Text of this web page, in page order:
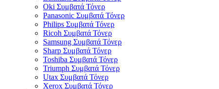
Oki Συμβατά Τόνερ
Panasonic Συμβατά Τόνερ
Philips Συμβατά Τόνερ
Ricoh Συμβατά Τόνερ
Samsung Συμβατά Τόνερ
Sharp Συμβατά Τόνερ
Toshiba Συμβατά Τόνερ
Triumph Συμβατά Τόνερ
Utax Συμβατά Τόνερ
Xerox Συμβατά Τόνερ